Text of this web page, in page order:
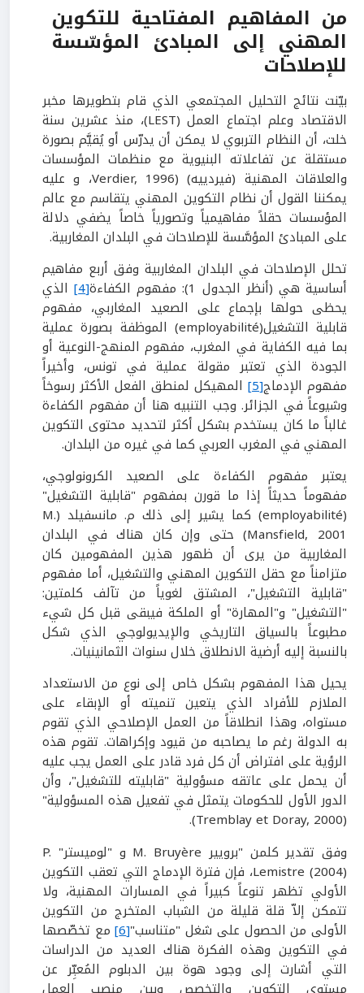
من المفاهيم المفتاحية للتكوين
المهني إلى المبادئ المؤسّسة
للإصلاحات
بيّنت نتائج التحليل المجتمعي الذي قام بتطويرها مخبر
الاقتصاد وعلم اجتماع العمل (LEST)، منذ عشرين سنة
خلت، أن النظام التربوي لا يمكن أن يدرّس أو يُقيَّم بصورة
مستقلة عن تفاعلاته البنيوية مع منظمات المؤسسات
والعلاقات المهنية (فيردييه) (Verdier, 1996، و عليه
يمكننا القول أن نظام التكوين المهني يتقاسم مع عالم
المؤسسات حقلاً مفاهيمياً وتصورياً خاصاً يضفي دلالة
على المبادئ المؤسَّسة للإصلاحات في البلدان المغاربية.
تحلل الإصلاحات في البلدان المغاربية وفق أربع مفاهيم
أساسية هي (أنظر الجدول 1): مفهوم الكفاءة
[4] الذي
يحظى حولها بإجماع على الصعيد المغاربي، مفهوم
قابلية التشغيل(employabilité) الموظفة بصورة عملية
بما فيه الكفاية في المغرب، مفهوم المنهج-النوعية أو
الجودة الذي تعتبر مقولة عملية في تونس، وأخيراً
مفهوم الإدماج[5]
المهيكل لمنطق الفعل الأكثر رسوخاً
وشيوعاً في الجزائر. وجب التنبيه هنا أن مفهوم الكفاءة
غالباً ما كان يستخدم بشكل أكثر لتحديد محتوى التكوين
المهني في المغرب العربي كما في غيره من البلدان.
يعتبر مفهوم الكفاءة على الصعيد الكرونولوجي،
مفهوماً حديثاً إذا ما قورن بمفهوم "قابلية التشغيل"
(employabilité) كما يشير إلى ذلك م. مانسفيلد (M.
Mansfield, 2001) حتى وإن كان هناك في البلدان
المغاربية من يرى أن ظهور هذين المفهومين كان
متزامناً مع حقل التكوين المهني والتشغيل، أما مفهوم
"قابلية التشغيل"، المشتق لغوياً من تآلف كلمتين:
"التشغيل" و"المهارة" أو الملكة فيبقى قبل كل شيء
مطبوعاً بالسياق التاريخي والإيديولوجي الذي شكل
بالنسبة إليه أرضية الانطلاق خلال سنوات الثمانينيات.
يحيل هذا المفهوم بشكل خاص إلى نوع من الاستعداد
الملازم للأفراد الذي يتعين تنميته أو الإبقاء على
مستواه، وهذا انطلاقاً من العمل الإصلاحي الذي تقوم
به الدولة رغم ما يصاحبه من قيود وإكراهات. تقوم هذه
الرؤية على افتراض أن كل فرد قادر على العمل يجب عليه
أن يحمل على عاتقه مسؤولية "قابليته للتشغيل"، وأن
الدور الأول للحكومات يتمثل في تفعيل هذه المسؤولية"
(Tremblay et Doray, 2000).
وفق تقدير كلمن "برويير M. Bruyère و "لوميستر" P.
Lemistre (2004)، فإن فترة الإدماج التي تعقب التكوين
الأولي تظهر تنوعاً كبيراً في المسارات المهنية، ولا
تتمكن إلاّ قلة قليلة من الشباب المتخرج من التكوين
الأولى من الحصول على شغل "متناسب"[6] مع تخصّصها
في التكوين وهذه الفكرة هناك العديد من الدراسات
التي أشارت إلى وجود هوة بين الدبلوم المُعبِّر عن